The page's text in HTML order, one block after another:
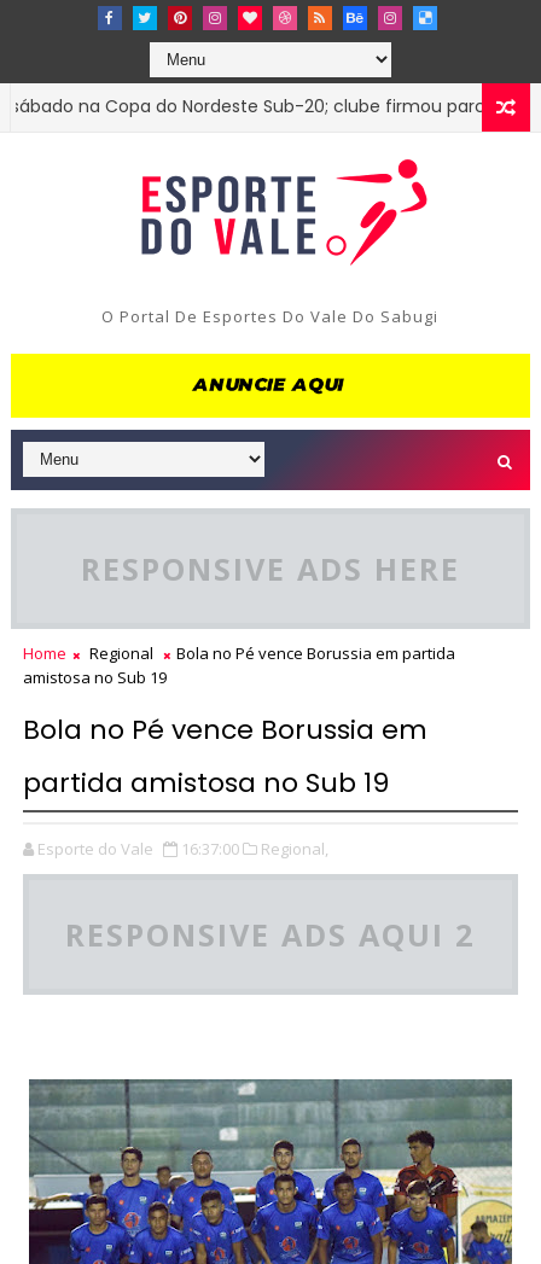
na Copa do Nordeste Sub-20; clube firmou parceria com o
O Portal De Esportes Do Vale Do Sabugi
RESPONSIVE ADS HERE
Home Regional
Bola no Pé vence Borussia em partida
amistosa no Sub 19
Bola no Pé vence Borussia em
partida amistosa no Sub 19
Esporte do Vale 16:37:00 Regional,
RESPONSIVE ADS AQUI 2